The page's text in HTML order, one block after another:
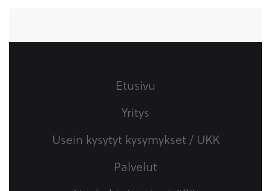
Etusivu
Yritys
Usein kysytyt kysymykset / UKK
Palvelut